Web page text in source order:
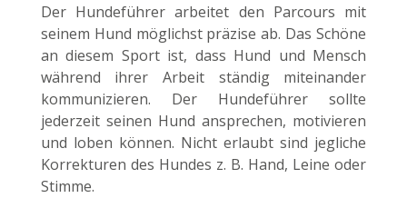
Der Hundeführer arbeitet den Parcours mit
seinem Hund möglichst präzise ab. Das Schöne
an diesem Sport ist, dass Hund und Mensch
während ihrer Arbeit ständig miteinander
kommunizieren. Der Hundeführer sollte
jederzeit seinen Hund ansprechen, motivieren
und loben können. Nicht erlaubt sind jegliche
Korrekturen des Hundes z. B. Hand, Leine oder
Stimme.